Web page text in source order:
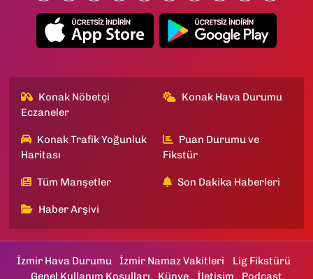
Konak Nöbetçi
Eczaneler
Konak Hava Durumu
Konak Trafik Yoğunluk
Haritası
Puan Durumu ve
Fikstür
Tüm Manşetler Son Dakika Haberleri
Haber Arşivi
İzmir Hava Durumu İzmir Namaz Vakitleri
Lig Fikstürü
Genel Kullanım Koşulları
Künye İletişim Podcast